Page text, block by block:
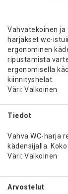
Vahvatekoinen ja
harjakset wc-
ergonominen
ripustamista
ergonomisella
kiinnityshelat.
Väri: Valkoinen
Tiedot
Vahva WC-harja
kädensijalla.
Väri: Valkoinen
Arvostelut